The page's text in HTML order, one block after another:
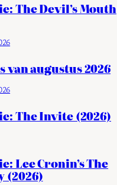
The Devil’s Mouth
augustus 2026
The Invite (2026)
Lee Cronin’s The
(2026)